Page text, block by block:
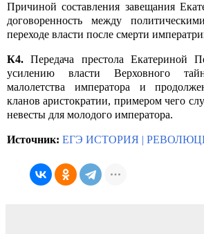
Причиной составления завещания
договоренность между
переходе власти после смерти
К4.Передача престола Екатериной
усилению власти Верховного
малолетства императора и
кланов аристократии, примером чего
невесты для молодого императора.
Источник: ЕГЭ ИСТОРИЯ |